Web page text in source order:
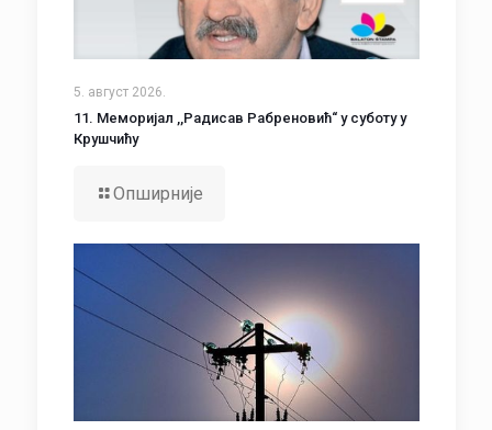
5. август 2026.
11. Меморијал ,,Радисав Рабреновић“ у суботу у
Крушчићу
Опширније